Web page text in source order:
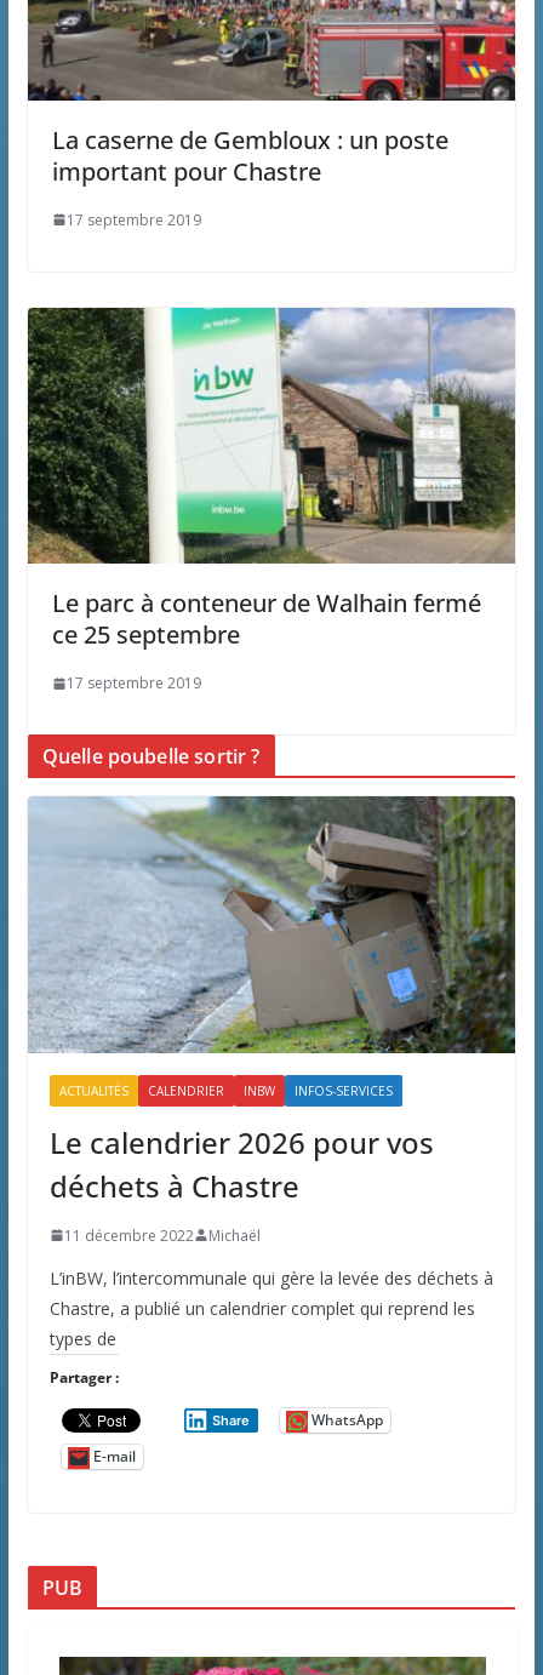
La caserne de Gembloux : un poste
important pour Chastre
17 septembre 2019
Le parc à conteneur de Walhain fermé
ce 25 septembre
17 septembre 2019
Quelle poubelle sortir ?
ACTUALITÉS CALENDRIER INBW INFOS-SERVICES
Le calendrier 2026 pour vos
déchets à Chastre
11 décembre 2022 Michaël
L’inBW, l’intercommunale qui gère la levée des déchets à
Chastre, a publié un calendrier complet qui reprend les
types de
Partager :
Share
WhatsApp
E-mail
PUB